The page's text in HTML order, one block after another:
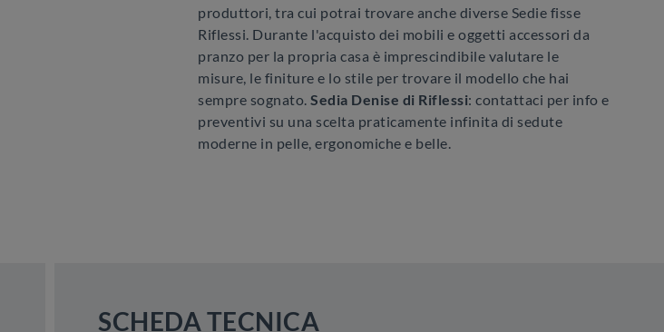
produttori, tra cui potrai trovare anche diverse Sedie fisse
Riflessi. Durante l'acquisto dei mobili e oggetti accessori da
pranzo per la propria casa è imprescindibile valutare le
misure, le finiture e lo stile per trovare il modello che hai
sempre sognato. Sedia Denise di Riflessi: contattaci per info e
preventivi su una scelta praticamente infinita di sedute
moderne in pelle, ergonomiche e belle.
SCHEDA TECNICA